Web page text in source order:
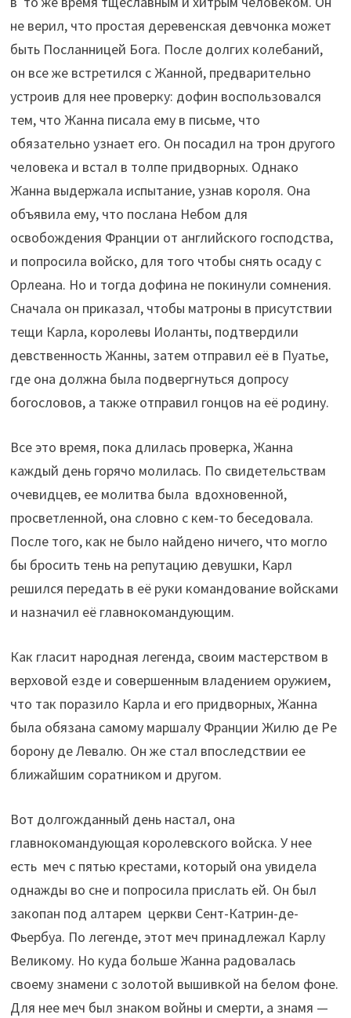
не верил, что простая деревенская девчонка может
быть Посланницей Бога. После долгих колебаний,
он все же встретился с Жанной, предварительно
устроив для нее проверку: дофин воспользовался
тем, что Жанна писала ему в письме, что
обязательно узнает его. Он посадил на трон другого
человека и встал в толпе придворных. Однако
Жанна выдержала испытание, узнав короля. Она
объявила ему, что послана Небом для
освобождения Франции от английского господства,
и попросила войско, для того чтобы снять осаду с
Орлеана. Но и тогда дофина не покинули сомнения.
Сначала он приказал, чтобы матроны в присутствии
тещи Карла, королевы Иоланты, подтвердили
девственность Жанны, затем отправил её в Пуатье,
где она должна была подвергнуться допросу
богословов, а также отправил гонцов на её родину.
Все это время, пока длилась проверка, Жанна
каждый день горячо молилась. По свидетельствам
очевидцев, ее молитва была вдохновенной,
просветленной, она словно с кем-то беседовала.
После того, как не было найдено ничего, что могло
бы бросить тень на репутацию девушки, Карл
решился передать в её руки командование войсками
и назначил её главнокомандующим.
Как гласит народная легенда, своим мастерством в
верховой езде и совершенным владением оружием,
что так поразило Карла и его придворных, Жанна
была обязана самому маршалу Франции Жилю де Ре
борону де Левалю. Он же стал впоследствии ее
ближайшим соратником и другом.
Вот долгожданный день настал, она
главнокомандующая королевского войска. У нее
есть меч с пятью крестами, который она увидела
однажды во сне и попросила прислать ей. Он был
закопан под алтарем церкви Сент-Катрин-де-
Фьербуа. По легенде, этот меч принадлежал Карлу
Великому. Но куда больше Жанна радовалась
своему знамени с золотой вышивкой на белом фоне.
Для нее меч был знаком войны и смерти, а знамя —